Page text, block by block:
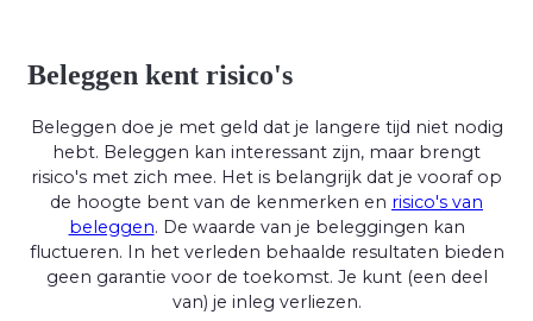
Beleggen kent risico's
Beleggen doe je met geld dat je langere tijd niet nodig
hebt. Beleggen kan interessant zijn, maar brengt
risico's met zich mee. Het is belangrijk dat je vooraf op
de hoogte bent van de kenmerken en risico's van
beleggen. De waarde van je beleggingen kan
fluctueren. In het verleden behaalde resultaten bieden
geen garantie voor de toekomst. Je kunt (een deel
van) je inleg verliezen.